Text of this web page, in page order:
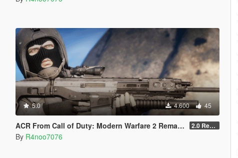
5.0 4.600 45
ACR From Call of Duty: Modern Warfare 2 Remastered 2.0 Rework [SinglePlayer]
By R4noo7076